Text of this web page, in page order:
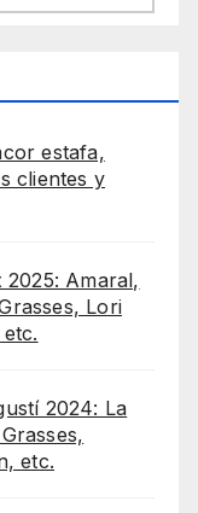
estafa,
clientes y
2025: Amaral,
Lori
2024: La
etc.